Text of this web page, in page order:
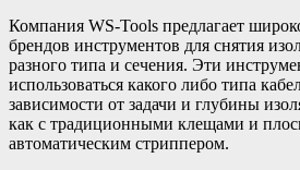
Компания WS-Tools предлагает
брендов инструментов для снятия
разного типа и сечения. Эти
использоваться какого либо типа
зависимости от задачи и глубины
как с традиционными клещами и
автоматическим стриппером.